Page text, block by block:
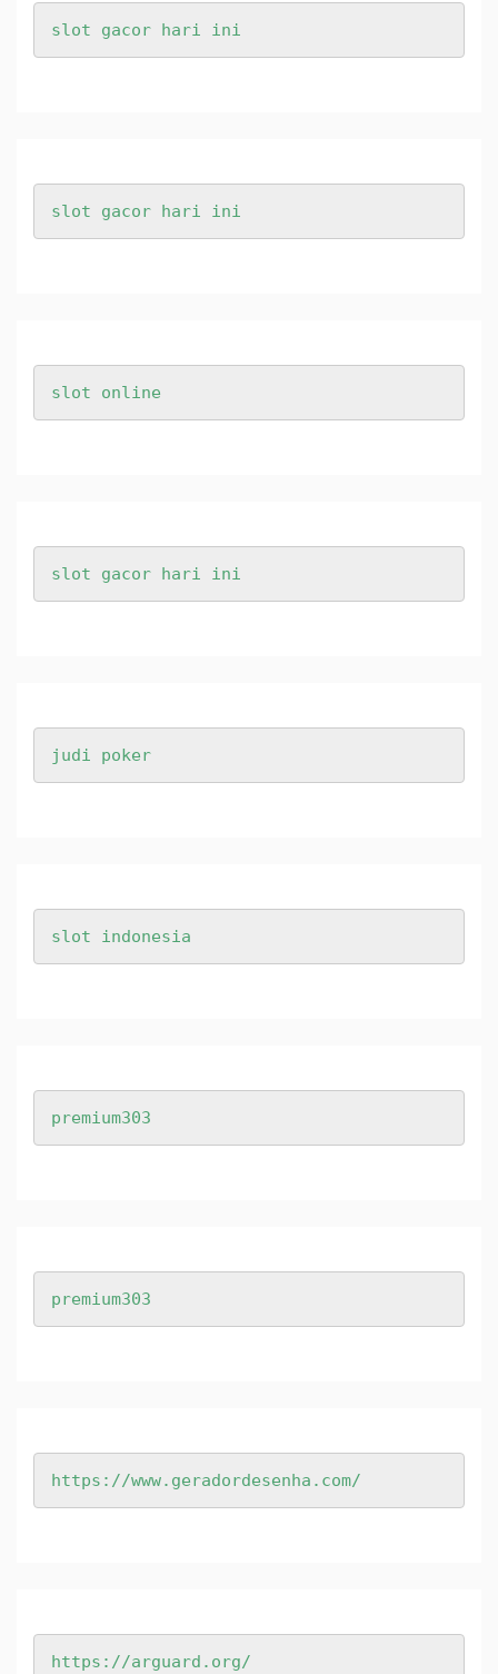
slot gacor hari ini
slot gacor hari ini
slot online
slot gacor hari ini
judi poker
premium303
premium303
https://www.geradordesenha.com/
https://arguard.org/